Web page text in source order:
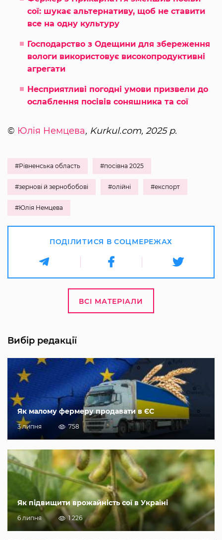
сої: шукає альтернативу, щоб не ставити
все на одну культуру
Господарство з Одещини для збереження
вологи використовує високопродуктивні
агрегати
Несприятливі погодні умови призвели до
ослаблення посівів соняшника та сої
© Юлія Немцева, Kurkul.com, 2025 р.
#Рівненська область #посівна 2025
#зернові й зернобобові #олійні #експорт
#Юлія Немцева
ПОДІЛИТИСЯ В СОЦМЕРЕЖАХ
ВСІ МАТЕРІАЛИ
Вибір редакції
Як малому фермеру продавати в ЄС
3 липня 758
Як підвищити врожайність сої в Україні
6 липня 1 226